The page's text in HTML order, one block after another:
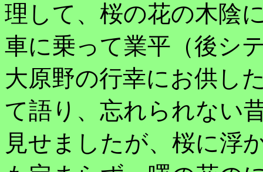
理して、桜の花の木陰
車に乗って業平（後シ
大原野の行幸にお供し
て語り、忘れられない
見せましたが、桜に浮